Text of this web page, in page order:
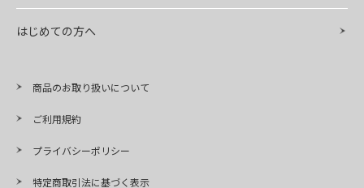
はじめての方へ
商品のお取り扱いについて
ご利用規約
プライバシーポリシー
特定商取引法に基づく表示